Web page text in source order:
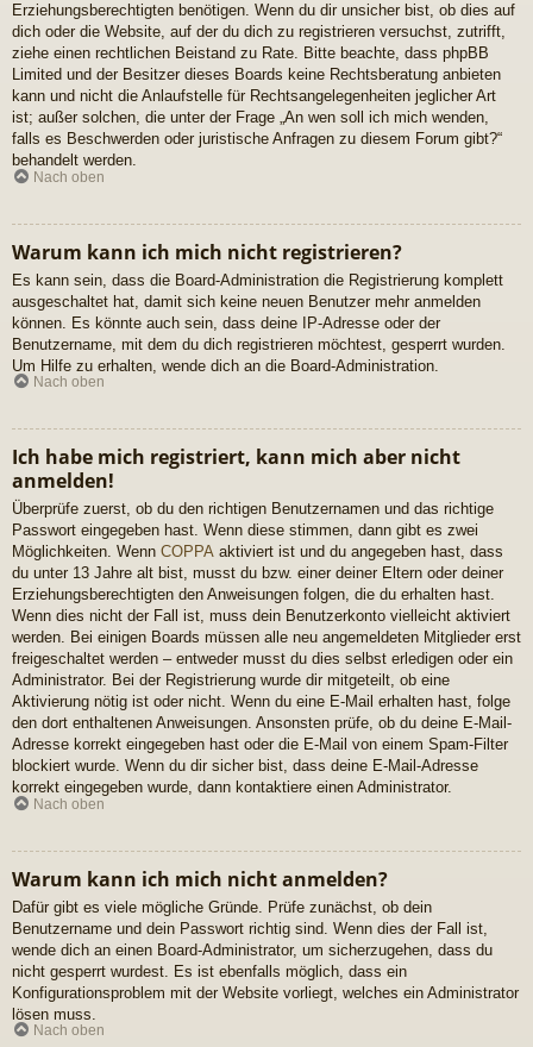
Erziehungsberechtigten benötigen. Wenn du dir unsicher bist, ob dies auf
dich oder die Website, auf der du dich zu registrieren versuchst, zutrifft,
ziehe einen rechtlichen Beistand zu Rate. Bitte beachte, dass phpBB
Limited und der Besitzer dieses Boards keine Rechtsberatung anbieten
kann und nicht die Anlaufstelle für Rechtsangelegenheiten jeglicher Art
ist; außer solchen, die unter der Frage „An wen soll ich mich wenden,
falls es Beschwerden oder juristische Anfragen zu diesem Forum gibt?“
behandelt werden.
Nach oben
Warum kann ich mich nicht registrieren?
Es kann sein, dass die Board-Administration die Registrierung komplett
ausgeschaltet hat, damit sich keine neuen Benutzer mehr anmelden
können. Es könnte auch sein, dass deine IP-Adresse oder der
Benutzername, mit dem du dich registrieren möchtest, gesperrt wurden.
Um Hilfe zu erhalten, wende dich an die Board-Administration.
Nach oben
Ich habe mich registriert, kann mich aber nicht
anmelden!
Überprüfe zuerst, ob du den richtigen Benutzernamen und das richtige
Passwort eingegeben hast. Wenn diese stimmen, dann gibt es zwei
Möglichkeiten. Wenn COPPA aktiviert ist und du angegeben hast, dass
du unter 13 Jahre alt bist, musst du bzw. einer deiner Eltern oder deiner
Erziehungsberechtigten den Anweisungen folgen, die du erhalten hast.
Wenn dies nicht der Fall ist, muss dein Benutzerkonto vielleicht aktiviert
werden. Bei einigen Boards müssen alle neu angemeldeten Mitglieder erst
freigeschaltet werden – entweder musst du dies selbst erledigen oder ein
Administrator. Bei der Registrierung wurde dir mitgeteilt, ob eine
Aktivierung nötig ist oder nicht. Wenn du eine E-Mail erhalten hast, folge
den dort enthaltenen Anweisungen. Ansonsten prüfe, ob du deine E-Mail-
Adresse korrekt eingegeben hast oder die E-Mail von einem Spam-Filter
blockiert wurde. Wenn du dir sicher bist, dass deine E-Mail-Adresse
korrekt eingegeben wurde, dann kontaktiere einen Administrator.
Nach oben
Warum kann ich mich nicht anmelden?
Dafür gibt es viele mögliche Gründe. Prüfe zunächst, ob dein
Benutzername und dein Passwort richtig sind. Wenn dies der Fall ist,
wende dich an einen Board-Administrator, um sicherzugehen, dass du
nicht gesperrt wurdest. Es ist ebenfalls möglich, dass ein
Konfigurationsproblem mit der Website vorliegt, welches ein Administrator
lösen muss.
Nach oben